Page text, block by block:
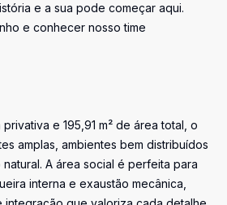
e a sua pode começar aqui.
e conhecer nosso time
privativa e 195,91 m² de área total, o
amplas, ambientes bem distribuídos
A área social é perfeita para
interna e exaustão mecânica,